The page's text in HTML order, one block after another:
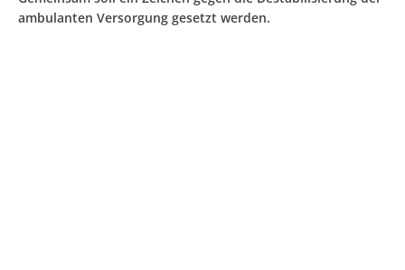
ambulanten Versorgung gesetzt werden.